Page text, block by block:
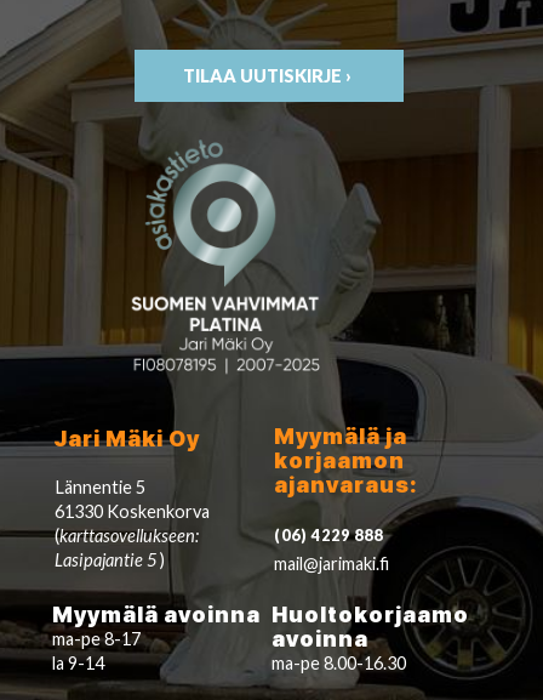
TILAA UUTISKIRJE ›
Jari Mäki Oy
Lännentie 5
61330 Koskenkorva
(karttasovellukseen:
Lasipajantie 5)
Myymälä ja
korjaamon
ajanvaraus:
(06) 4229 888
mail@jarimaki.fi
Myymälä avoinna
ma-pe 8-17
la 9-14
Huoltokorjaamo
avoinna
ma-pe 8.00-16.30